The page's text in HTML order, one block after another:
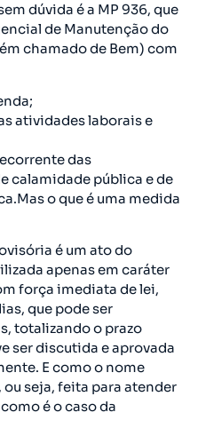
dúvida é a MP 936, que
de Manutenção do
chamado de Bem) com
atividades laborais e
das
calamidade pública e de
o que é uma medida
é um ato do
apenas em caráter
força imediata de lei,
que pode ser
totalizando o prazo
ser discutida e aprovada
E como o nome
ou seja, feita para atender
é o caso da